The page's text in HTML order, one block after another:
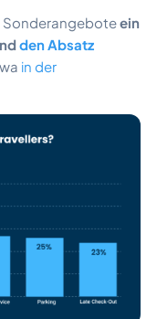
Sonderangeboteein
den Absatz
in der